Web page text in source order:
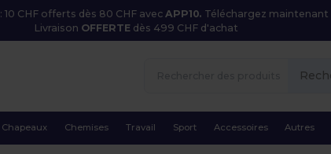
: 10 CHF offerts dès 80 CHF avecAPP10. Téléchargez maintenant
Livraison OFFERTE dès 499 CHF d'achat
Chapeaux Chemises Travail Sport Accessoires Autres